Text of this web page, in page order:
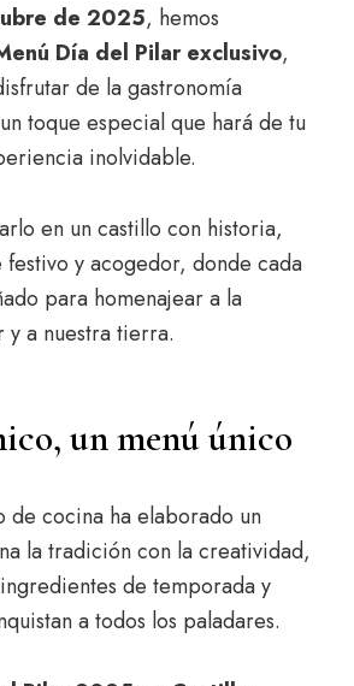
de 2025, hemos
Día del Pilar exclusivo,
de la gastronomía
toque especial que hará de tu
inolvidable.
en un castillo con historia,
festivo y acogedor, donde cada
para homenajear a la
a nuestra tierra.
un menú único
de cocina ha elaborado un
la tradición con la creatividad,
de temporada y
a todos los paladares.